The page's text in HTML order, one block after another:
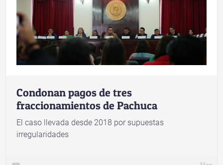
Condonan pagos de tres
fraccionamientos de Pachuca
El caso llevada desde 2018 por supuestas
irregularidades